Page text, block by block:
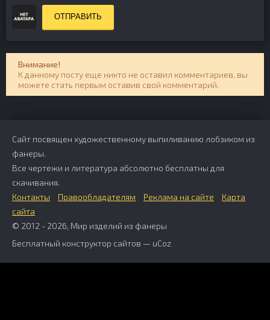
ОТПРАВИТЬ
Внимание!
К данному посту еще никто не оставил комментариев, вы
можете стать первым оставив свой комментарий.
Сайт посвящен художественному выпиливанию лобзиком из
фанеры.
Все чертежи и литература абсолютно бесплатны для
скачивания.
Контакты
Правообладателям Реклама на сайте
Карта
сайта
© 2012 - 2026, Мир изделий из фанеры
Бесплатный конструктор сайтов — uCoz